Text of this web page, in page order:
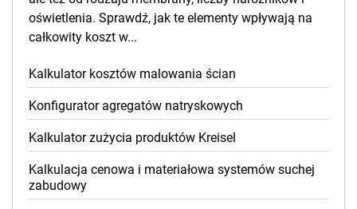
oświetlenia. Sprawdź, jak te elementy wpływają na
całkowity koszt w...
Kalkulator kosztów malowania ścian
Konfigurator agregatów natryskowych
Kalkulator zużycia produktów Kreisel
Kalkulacja cenowa i materiałowa systemów suchej
zabudowy